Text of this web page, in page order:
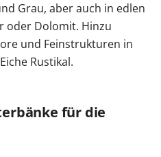
Grau, aber auch in edlen
oder Dolomit. Hinzu
und Feinstrukturen in
Rustikal.
für die